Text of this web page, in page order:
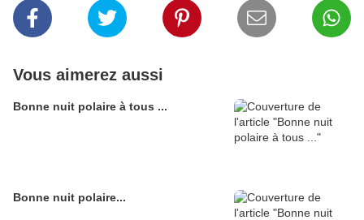
Vous aimerez aussi
Bonne nuit polaire à tous ...
Bonne nuit polaire...